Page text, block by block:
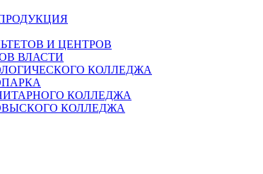
И ЦЕНТРОВ
ВЛАСТИ
КОЛЛЕДЖА
КОЛЛЕДЖА
КОЛЛЕДЖА